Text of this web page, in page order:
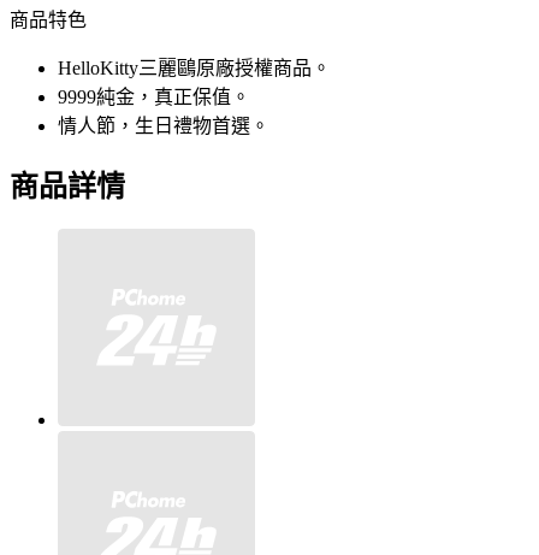
商品特色
HelloKitty三麗鷗原廠授權商品。
9999純金，真正保值。
情人節，生日禮物首選。
商品詳情